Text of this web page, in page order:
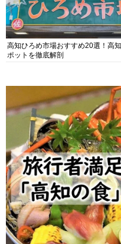
高知ひろめ市場おすすめ20選！高
ポットを徹底解剖